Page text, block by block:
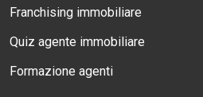
Franchising immobiliare
Quiz agente immobiliare
Formazione agenti